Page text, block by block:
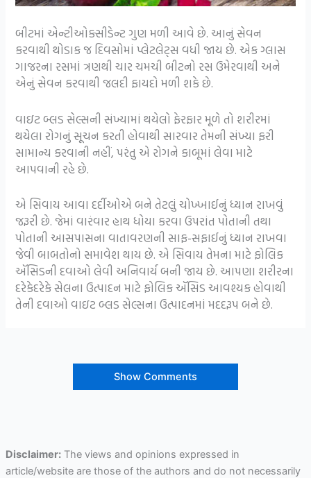
બીટમાં એન્ટીઓક્સીડેન્ટ ગુણ મળી આવે છે. આનું સેવન
કરવાથી થોડાક જ દિવસોમાં પ્લેટલેટ્સ વધી જાય છે. એક ગ્લાસ
ગાજરના રસમાં ત્રણથી ચાર ચમચી બીટનો રસ ઉમેરવાથી અને
એનું સેવન કરવાથી જલદી ફાયદો મળી શકે છે.
વાઇટ બ્લડ સેલ્સની સંખ્યામાં થયેલો ફેરફાર મૂળે તો શરીરમાં
થયેલા રોગનું સૂચન કરતી હોવાથી સારવાર તેમની સંખ્યા ફરી
સામાન્ય કરવાની નહીં, પરંતુ એ રોગને કાબૂમાં લેવા માટે
આપવાની રહે છે.
એ સિવાય આવા દર્દીઓએ બને તેટલું ચોખ્ખાઈનું ધ્યાન રાખવું
જરૂરી છે. જેમાં વારંવાર હાથ ધોયા કરવા ઉપરાંત પોતાની તથા
પોતાની આસપાસના વાતાવરણની સાફ-સફાઈનું ધ્યાન રાખવા
જેવી બાબતોનો સમાવેશ થાય છે. એ સિવાય તેમના માટે ફોલિક
ઍસિડની દવાઓ લેવી અનિવાર્ય બની જાય છે. આપણા શરીરના
દરેકેદરેકે સેલના ઉત્પાદન માટે ફોલિક ઍસિડ આવશ્યક હોવાથી
તેની દવાઓ વાઇટ બ્લડ સેલ્સના ઉત્પાદનમાં મદદરૂપ બને છે.
Show Comments
Disclaimer:The views and opinions expressed in
article/website are those of the authors and do not necessarily